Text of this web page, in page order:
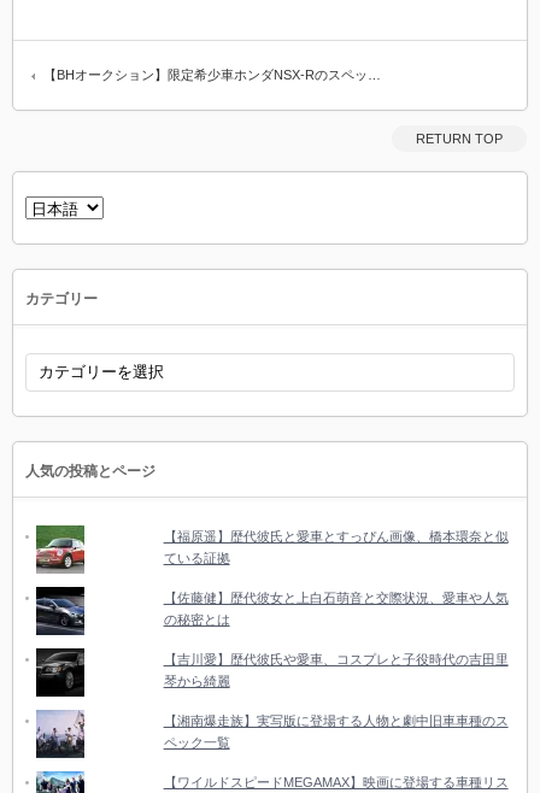
【BHオークション】限定希少車ホンダNSX-Rのスペッ…
RETURN TOP
言
語
カテゴリー
カ
ゴ
リ
人気の投稿とページ
【福原遥】歴代彼氏と愛車とすっぴん画像、橋本環奈と似
ている証拠
【佐藤健】歴代彼女と上白石萌音と交際状況、愛車や人気
の秘密とは
【吉川愛】歴代彼氏や愛車、コスプレと子役時代の吉田里
琴から綺麗
【湘南爆走族】実写版に登場する人物と劇中旧車車種のス
ペック一覧
【ワイルドスピードMEGAMAX】映画に登場する車種リス